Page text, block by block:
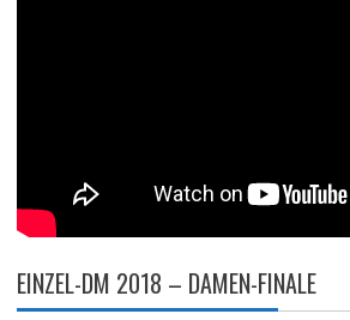
EINZEL-DM 2018 – DAMEN-FINALE